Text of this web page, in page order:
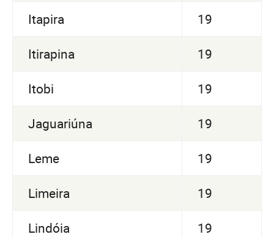
Itapira 19
Itirapina 19
Itobi 19
Jaguariúna 19
Leme 19
Limeira 19
Lindóia 19